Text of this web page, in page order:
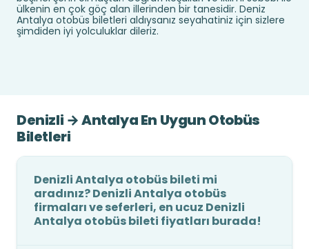
ülkenin en çok göç alan illerinden bir tanesidir. Deniz
Antalya otobüs biletleri aldıysanız seyahatiniz için sizlere
şimdiden iyi yolculuklar dileriz.
Denizli → Antalya En Uygun Otobüs
Biletleri
Denizli Antalya otobüs bileti mi
aradınız? Denizli Antalya otobüs
firmaları ve seferleri, en ucuz Denizli
Antalya otobüs bileti fiyatları burada!